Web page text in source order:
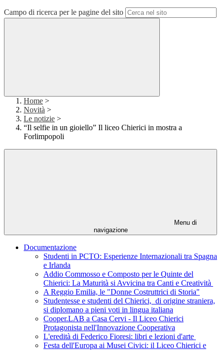
Campo di ricerca per le pagine del sito
Home >
Novità >
Le notizie >
“Il selfie in un gioiello” Il liceo Chierici in mostra a
Forlimpopoli
Menu di
navigazione
Documentazione
Studenti in PCTO: Esperienze Internazionali tra Spagna
e Irlanda
Addio Commosso e Composto per le Quinte del
Chierici: La Maturità si Avvicina tra Canti e Creatività
A Reggio Emilia, le "Donne Costruttrici di Storia"
Studentesse e studenti del Chierici, di origine straniera,
si diplomano a pieni voti in lingua italiana
Cooper.LAB a Casa Cervi - Il Liceo Chierici
Protagonista nell'Innovazione Cooperativa
L'eredità di Federico Fioresi: libri e lezioni d'arte
Festa dell'Europa ai Musei Civici: il Liceo Chierici e